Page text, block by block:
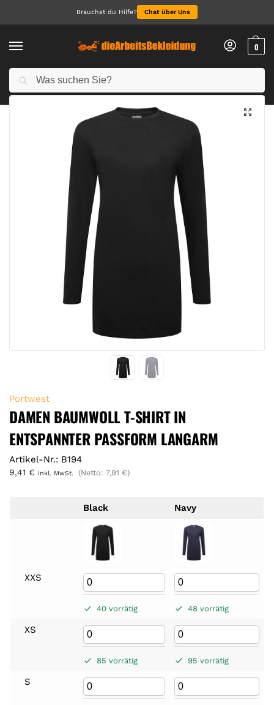
Brauchst du Hilfe? Chat über Uns
0
Start Arbeitskleidung Damen
Portwest
DAMEN BAUMWOLL T-SHIRT IN
ENTSPANNTER PASSFORM LANGARM
Artikel-Nr.: B194
9,41 € inkl. MwSt. (Netto: 7,91 €)
Black Navy
XXS
40 vorrätig 48 vorrätig
XS
85 vorrätig 95 vorrätig
S